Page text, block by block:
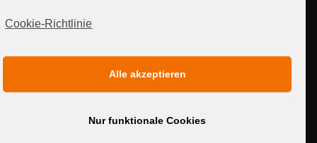
MEDIADATEN
Cookie-Richtlinie
Alle akzeptieren
Nur funktionale Cookies